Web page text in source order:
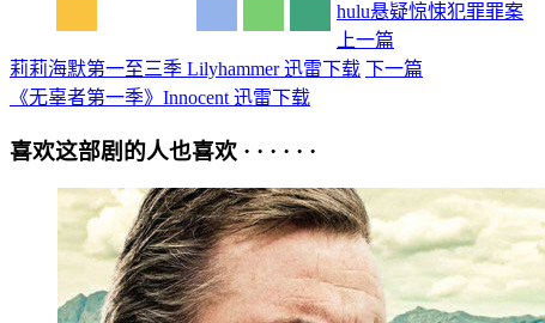
hulu悬疑惊悚犯罪罪案
上一篇
莉莉海默第一至三季 Lilyhammer 迅雷下载 下一篇
《无辜者第一季》Innocent 迅雷下载
喜欢这部剧的人也喜欢 · · · · · ·